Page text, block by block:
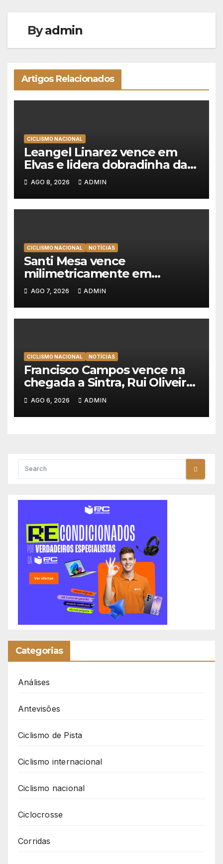
Byadmin
Artigos Relacionados
CICLISMO NACIONAL
Leangel Linarez vence em
Elvas e lidera dobradinha da
Tavfer-Ovos Matinados-
Mortágua
AGO 8, 2026 ADMIN
CICLISMO NACIONAL NOTÍCIAS
Santi Mesa vence
milimetricamente em
Albufeira, Rui Oliveira
mantém a amarela da Volta a
Portugal
AGO 7, 2026 ADMIN
CICLISMO NACIONAL NOTÍCIAS
Francisco Campos vence na
chegada a Sintra, Rui Oliveira
veste de amarelo na Volta a
Portugal
AGO 6, 2026 ADMIN
Categorias
Análises
Antevisões
Ciclismo de Pista
Ciclismo internacional
Ciclismo nacional
Ciclocrosse
Corridas